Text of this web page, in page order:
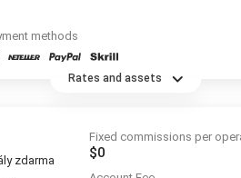
methods
Rates and assets
zdarma
Fixed commissions per
$0